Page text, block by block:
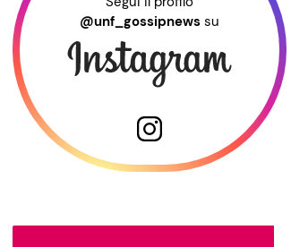
@unf_gossipnews su